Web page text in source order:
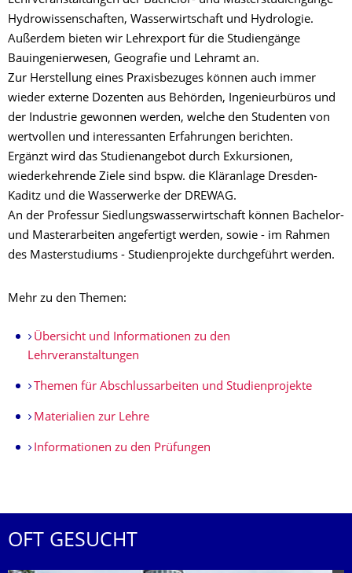
Hydrowissenschaften, Wasserwirtschaft und Hydrologie.
Außerdem bieten wir Lehrexport für die Studiengänge
Bauingenierwesen, Geografie und Lehramt an.
Zur Herstellung eines Praxisbezuges können auch immer
wieder externe Dozenten aus Behörden, Ingenieurbüros und
der Industrie gewonnen werden, welche den Studenten von
wertvollen und interessanten Erfahrungen berichten.
Ergänzt wird das Studienangebot durch Exkursionen,
wiederkehrende Ziele sind bspw. die Kläranlage Dresden-
Kaditz und die Wasserwerke der DREWAG.
An der Professur Siedlungswasserwirtschaft können Bachelor-
und Masterarbeiten angefertigt werden, sowie - im Rahmen
des Masterstudiums - Studienprojekte durchgeführt werden.
Mehr zu den Themen:
Übersicht und Informationen zu den
Lehrveranstaltungen
Themen für Abschlussarbeiten und Studienprojekte
Materialien zur Lehre
Informationen zu den Prüfungen
OFT GESUCHT